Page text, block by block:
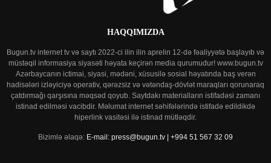
HAQQIMIZDA
Bugun.tv internet tv və saytı 2022-ci ilin ilin aprelin 12-də fəaliyyətə başlayıb və
müstəqil informasiya siyasəti həyata keçirən media qurumudur! www.bugun.tv
Azərbaycanın ictimai, siyasi, mədəni, xüsusilə sosial həyatında baş verən
hadisələri izləyiciyə operativ, qərəzsiz və vətəndaş-dövlət maraqları qorunaraq
çatdırmağı qarşısına məqsəd qoyub. Saytdakı materialların istifadəsi zamanı
istinad edilməsi vacibdir. Məlumat internet səhifələrində istifadə edildikdə
hiperlink vasitəsi ilə istinad mütləqdir.
Bizimlə əlaqə: E-mail: press@bugun.tv | +994 51 567 32 09